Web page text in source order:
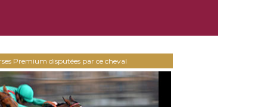
Premium disputées par ce cheval